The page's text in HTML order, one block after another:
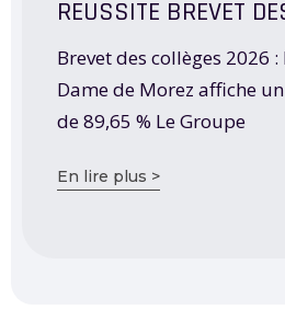
REUSSITE BREVET
Brevet des collèges 2026
Dame de Morez affiche
de 89,65 % Le Groupe
En lire plus >